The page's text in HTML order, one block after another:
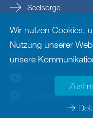
Seelsorge
Nordkirche
nordkirche
Nordkirche
Nordkirche
Wir nutzen Cookies,
Nutzung unserer
unsere